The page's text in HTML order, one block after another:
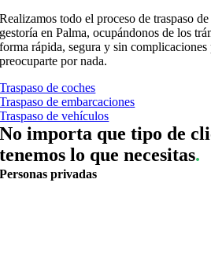
Realizamos todo el proceso de traspaso
gestoría en Palma, ocupándonos de los
forma rápida, segura y sin complicaciones
preocuparte por nada.
Traspaso de coches
Traspaso de embarcaciones
Traspaso de vehículos
No importa que tipo de
tenemos lo que necesitas.
Personas privadas